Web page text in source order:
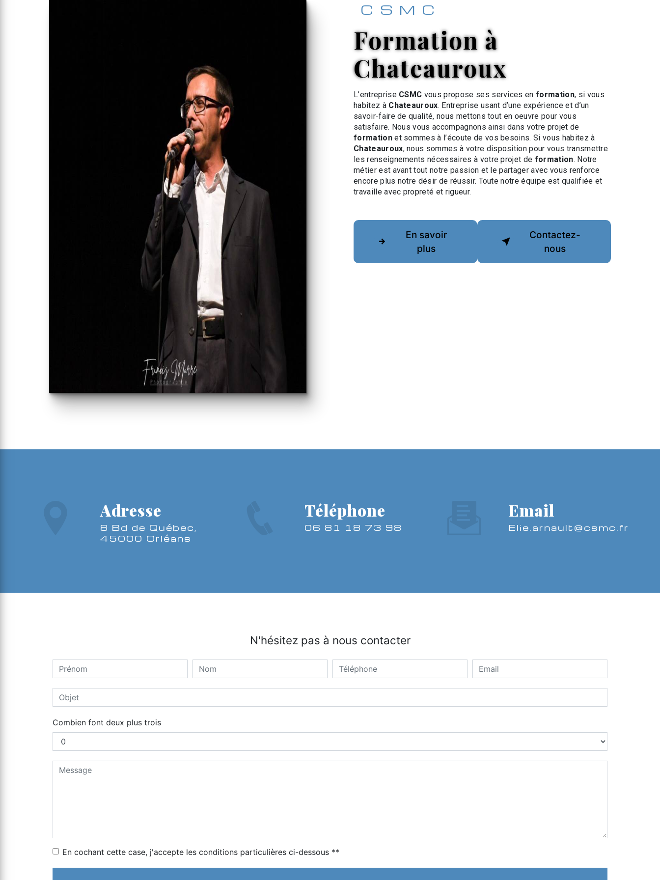
CSMC
formation à
Chateauroux
L’entreprise CSMC vous propose ses services enformation, si vous
habitez à Chateauroux. Entreprise usant d’une expérience et d’un
savoir-faire de qualité, nous mettons tout en oeuvre pour vous
satisfaire. Nous vous accompagnons ainsi dans votre projet de
formationet sommes à l’écoute de vos besoins. Si vous habitez à
Chateauroux, nous sommes à votre disposition pour vous transmettre
les renseignements nécessaires à votre projet de formation. Notre
métier est avant tout notre passion et le partager avec vous renforce
encore plus notre désir de réussir. Toute notre équipe est qualifiée et
travaille avec propreté et rigueur.
En savoir
plus
Contactez-
nous
Adresse
8 Bd de Québec,
45000 Orléans
Téléphone
06 81 18 73 98
Email
elie.arnault@csmc.fr
N'hésitez pas à nous contacter
Combien font deux plus trois
En cochant cette case, j'accepte les conditions particulières ci-dessous **